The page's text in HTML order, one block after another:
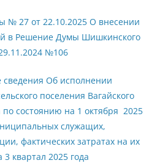
№ 27 от 22.10.2025 О внесении
в Решение Думы Шишкинского
№106
Об исполнении
поселения Вагайского
состоянию на 1 октября 2025
служащих,
фактических затратах на их
квартал 2025 года